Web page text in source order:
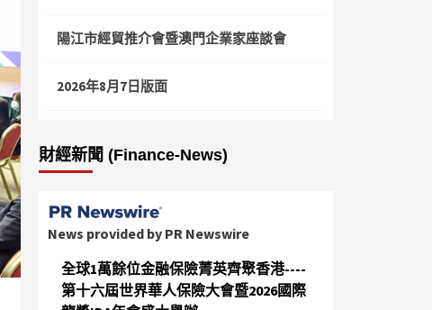
陽江市經貿推介會暨澳門企業家座談會
2026年8月7日版面
財經新聞 (Finance-News)
News provided by PR Newswire
全球1萬餘位金融保險菁英齊聚香港----
第十六屆世界華人保險大會暨2026國際